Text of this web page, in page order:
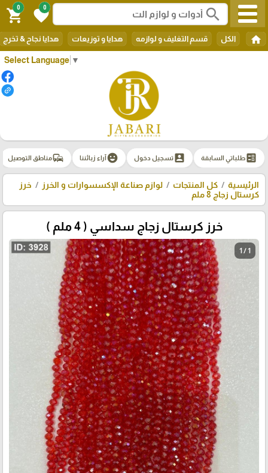
Select Language ▼
search
0
favorite
0
shopping_cart
home الكل قسم التغليف و لوازمه هدايا و توزيعات هدايا نجاح & تخرج
ballotطلباتي السابقة account_boxتسجيل دخول emoji_emotionsآراء زبائننا commuteمناطق التوصيل
الرئيسية كل المنتجات لوازم صناعة الإكسسوارات و الخرز
خرز
كرستال زجاج 8 ملم
خرز كرستال زجاج سداسي ( 4 ملم )
1 / 1